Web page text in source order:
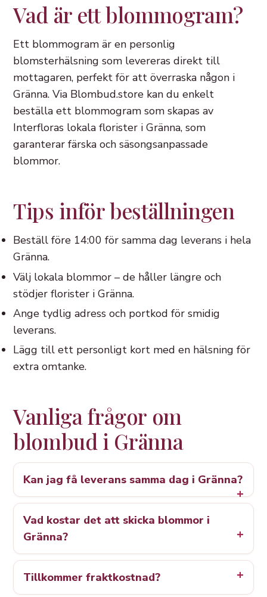
Vad är ett blommogram?
Ett blommogram är en personlig
blomsterhälsning som levereras direkt till
mottagaren, perfekt för att överraska någon i
Gränna. Via Blombud.store kan du enkelt
beställa ett blommogram som skapas av
Interfloras lokala florister i Gränna, som
garanterar färska och säsongsanpassade
blommor.
Tips inför beställningen
Beställ före 14:00 för samma dag leverans i hela
Gränna.
Välj lokala blommor – de håller längre och
stödjer florister i Gränna.
Ange tydlig adress och portkod för smidig
leverans.
Lägg till ett personligt kort med en hälsning för
extra omtanke.
Vanliga frågor om
blombud i Gränna
Kan jag få leverans samma dag i Gränna?
Vad kostar det att skicka blommor i
Gränna?
Tillkommer fraktkostnad?